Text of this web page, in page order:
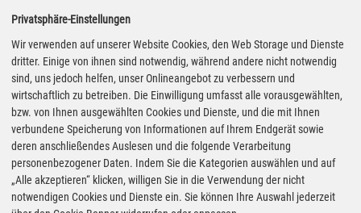
9
09:20 Uhr
Esso
Oelmühle 14, 98597 Breitungen
geöffnet bis 21:00 Uhr
Entfernung: ca. 10.3 km* Route planen
2.039€
gestern 19:30 Uhr
AVIA
Körler Straße 13, 98593 Floh-Seligenthal
geöffnet bis 19:00 Uhr
kürzeste Anfahrt
Entfernung: ca. 4.6 km* Route planen
2.039€
AVIA
Privatsphäre-Einstellungen
Wir verwenden auf unserer Website Cookies, den Web Storage und Dienste
dritter. Einige von ihnen sind notwendig, während andere nicht notwendig
sind, uns jedoch helfen, unser Onlineangebot zu verbessern und
wirtschaftlich zu betreiben. Die Einwilligung umfasst alle vorausgewählten,
bzw. von Ihnen ausgewählten Cookies und Dienste, und die mit Ihnen
verbundene Speicherung von Informationen auf Ihrem Endgerät sowie
deren anschließendes Auslesen und die folgende Verarbeitung
personenbezogener Daten. Indem Sie die Kategorien auswählen und auf
„Alle akzeptieren“ klicken, willigen Sie in die Verwendung der nicht
notwendigen Cookies und Dienste ein. Sie können Ihre Auswahl jederzeit